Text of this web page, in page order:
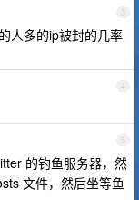
3
人多的ip被封的几率
4
5
的钓鱼服务器，然
文件，然后坐等鱼